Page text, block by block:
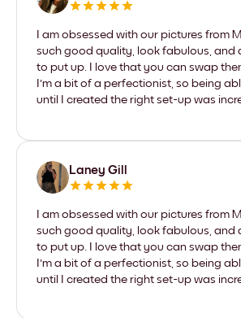
I am obsessed with our pictures from
such good quality, look fabulous, and
to put up. I love that you can swap
I'm a bit of a perfectionist, so being
until I created the right set-up was
Laney Gill
I am obsessed with our pictures from
such good quality, look fabulous, and
to put up. I love that you can swap
I'm a bit of a perfectionist, so being
until I created the right set-up was